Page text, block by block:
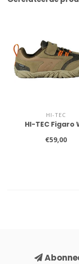
HI-TEC
HI-TEC Figaro
€59,00